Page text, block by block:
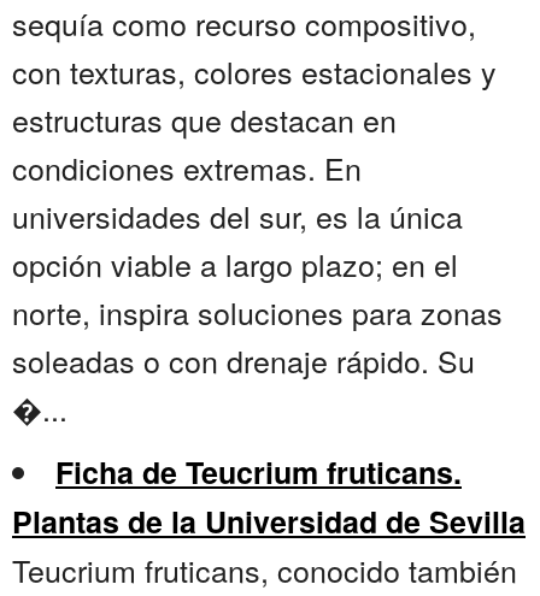
sequía como recurso compositivo,
con texturas, colores estacionales y
estructuras que destacan en
condiciones extremas. En
universidades del sur, es la única
opción viable a largo plazo; en el
norte, inspira soluciones para zonas
soleadas o con drenaje rápido. Su
�...
Ficha de Teucrium fruticans.
Plantas de la Universidad de Sevilla
Teucrium fruticans, conocido también